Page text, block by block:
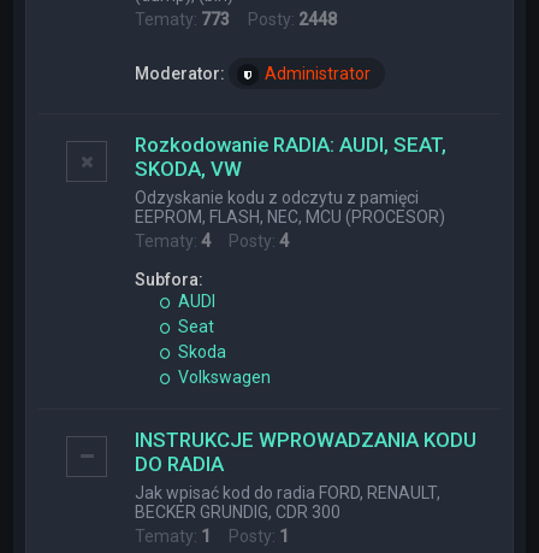
Tematy: 773 Posty: 2448
Moderator: Administrator
Rozkodowanie RADIA: AUDI, SEAT,
SKODA, VW
Odzyskanie kodu z odczytu z pamięci
EEPROM, FLASH, NEC, MCU (PROCESOR)
Tematy:4Posty:4
Subfora:
AUDI
Seat
Skoda
Volkswagen
INSTRUKCJE WPROWADZANIA KODU
DO RADIA
Jak wpisać kod do radia FORD, RENAULT,
BECKER GRUNDIG, CDR 300
Tematy: 1 Posty: 1